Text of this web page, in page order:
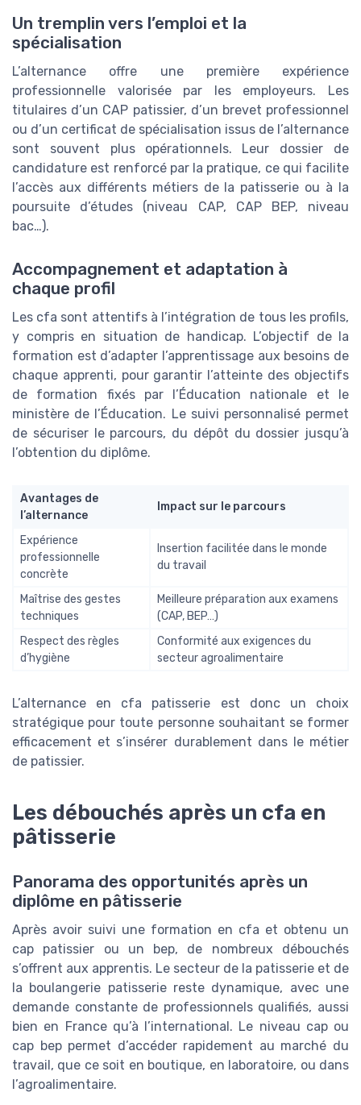
Un tremplin vers l’emploi et la
spécialisation
L’alternance offre une première expérience
professionnelle valorisée par les employeurs. Les
titulaires d’un CAP patissier, d’un brevet professionnel
ou d’un certificat de spécialisation issus de l’alternance
sont souvent plus opérationnels. Leur dossier de
candidature est renforcé par la pratique, ce qui facilite
l’accès aux différents métiers de la patisserie ou à la
poursuite d’études (niveau CAP, CAP BEP, niveau
bac…).
Accompagnement et adaptation à
chaque profil
Les cfa sont attentifs à l’intégration de tous les profils,
y compris en situation de handicap. L’objectif de la
formation est d’adapter l’apprentissage aux besoins de
chaque apprenti, pour garantir l’atteinte des objectifs
de formation fixés par l’Éducation nationale et le
ministère de l’Éducation. Le suivi personnalisé permet
de sécuriser le parcours, du dépôt du dossier jusqu’à
l’obtention du diplôme.
Avantages de
l’alternance
Impact sur le parcours
Expérience
professionnelle
concrète
Insertion facilitée dans le monde
du travail
Maîtrise des gestes
techniques
Meilleure préparation aux examens
(CAP, BEP…)
Respect des règles
d’hygiène
Conformité aux exigences du
secteur agroalimentaire
L’alternance en cfa patisserie est donc un choix
stratégique pour toute personne souhaitant se former
efficacement et s’insérer durablement dans le métier
de patissier.
Les débouchés après un cfa en
pâtisserie
Panorama des opportunités après un
diplôme en pâtisserie
Après avoir suivi une formation en cfa et obtenu un
cap patissier ou un bep, de nombreux débouchés
s’offrent aux apprentis. Le secteur de la patisserie et de
la boulangerie patisserie reste dynamique, avec une
demande constante de professionnels qualifiés, aussi
bien en France qu’à l’international. Le niveau cap ou
cap bep permet d’accéder rapidement au marché du
travail, que ce soit en boutique, en laboratoire, ou dans
l’agroalimentaire.